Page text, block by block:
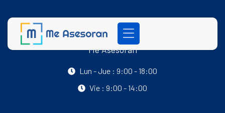
Me Asesoran
Lun - Jue : 9:00 - 18:00
Vie : 9:00 - 14:00